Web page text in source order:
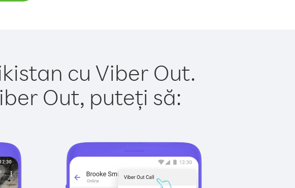
cu Viber Out.
Out, puteți să: